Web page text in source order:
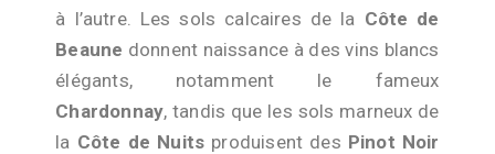
à l’autre. Les sols calcaires de la Côte de
Beaune donnent naissance à des vins blancs
élégants, notamment le fameux
Chardonnay, tandis que les sols marneux de
la Côte de Nuits produisent des Pinot Noir